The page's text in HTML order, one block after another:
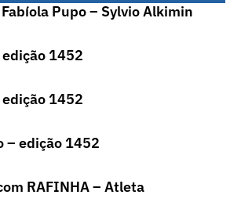
Pupo – Sylvio Alkimin
1452
1452
– edição 1452
RAFINHA – Atleta